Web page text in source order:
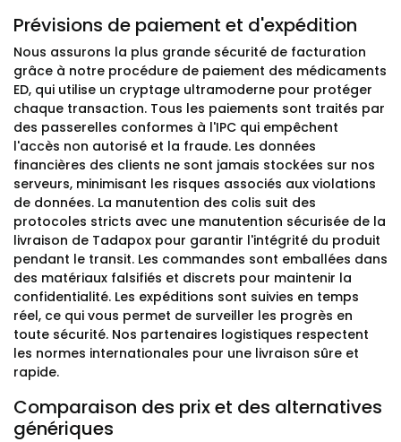
Prévisions de paiement et d'expédition
Nous assurons la plus grande sécurité de facturation
grâce à notre procédure de paiement des médicaments
ED, qui utilise un cryptage ultramoderne pour protéger
chaque transaction. Tous les paiements sont traités par
des passerelles conformes à l'IPC qui empêchent
l'accès non autorisé et la fraude. Les données
financières des clients ne sont jamais stockées sur nos
serveurs, minimisant les risques associés aux violations
de données. La manutention des colis suit des
protocoles stricts avec une manutention sécurisée de la
livraison de Tadapox pour garantir l'intégrité du produit
pendant le transit. Les commandes sont emballées dans
des matériaux falsifiés et discrets pour maintenir la
confidentialité. Les expéditions sont suivies en temps
réel, ce qui vous permet de surveiller les progrès en
toute sécurité. Nos partenaires logistiques respectent
les normes internationales pour une livraison sûre et
rapide.
Comparaison des prix et des alternatives
génériques